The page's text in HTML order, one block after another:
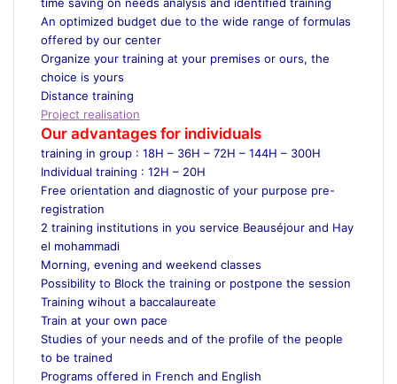
An optimized budget due to the wide range of formulas
offered by our center
Organize your training at your premises or ours, the
choice is yours
Distance training
Project realisation
Our advantages for individuals
training in group : 18H – 36H – 72H – 144H – 300H
Individual training : 12H – 20H
Free orientation and diagnostic of your purpose pre-
registration
2 training institutions in you service Beauséjour and Hay
el mohammadi
Morning, evening and weekend classes
Possibility to Block the training or postpone the session
Training wihout a baccalaureate
Train at your own pace
Studies of your needs and of the profile of the people
to be trained
Programs offered in French and English